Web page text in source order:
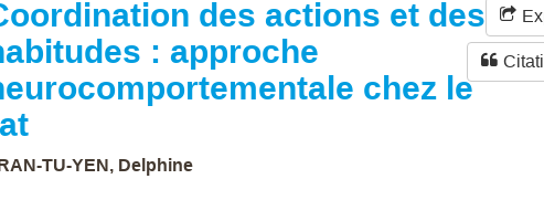
des actions et des
: approche
chez le
TU-YEN, Delphine